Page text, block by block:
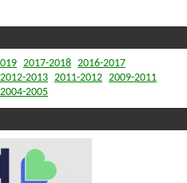
2017-2018 2016-2017
2012-2013 2011-2012 2009-2011
2004-2005